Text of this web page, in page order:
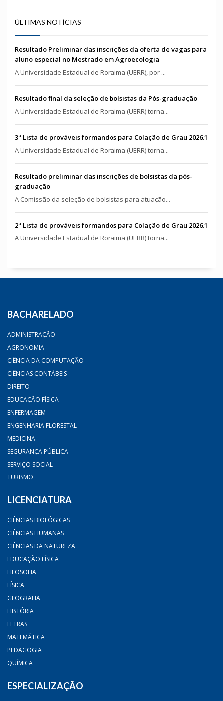
ÚLTIMAS NOTÍCIAS
Resultado Preliminar das inscrições da oferta de vagas para
aluno especial no Mestrado em Agroecologia
A Universidade Estadual de Roraima (UERR), por ...
Resultado final da seleção de bolsistas da Pós-graduação
A Universidade Estadual de Roraima (UERR) torna...
3ª Lista de prováveis formandos para Colação de Grau 2026.1
A Universidade Estadual de Roraima (UERR) torna...
Resultado preliminar das inscrições de bolsistas da pós-
graduação
A Comissão da seleção de bolsistas para atuação...
2ª Lista de prováveis formandos para Colação de Grau 2026.1
A Universidade Estadual de Roraima (UERR) torna...
BACHARELADO
ADMINISTRAÇÃO
AGRONOMIA
CIÊNCIA DA COMPUTAÇÃO
CIÊNCIAS CONTÁBEIS
DIREITO
EDUCAÇÃO FÍSICA
ENFERMAGEM
ENGENHARIA FLORESTAL
MEDICINA
SEGURANÇA PÚBLICA
SERVIÇO SOCIAL
TURISMO
LICENCIATURA
CIÊNCIAS BIOLÓGICAS
CIÊNCIAS HUMANAS
CIÊNCIAS DA NATUREZA
EDUCAÇÃO FÍSICA
FILOSOFIA
FÍSICA
GEOGRAFIA
HISTÓRIA
LETRAS
MATEMÁTICA
PEDAGOGIA
QUÍMICA
ESPECIALIZAÇÃO